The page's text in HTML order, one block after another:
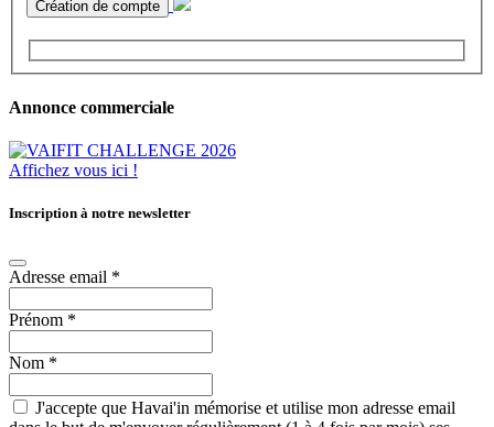
Création de compte
Annonce commerciale
Affichez vous ici !
Inscription à notre newsletter
Adresse email *
Prénom *
Nom *
J'accepte que Havai'in mémorise et utilise mon adresse email